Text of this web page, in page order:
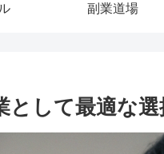
副業道場
として最適な選